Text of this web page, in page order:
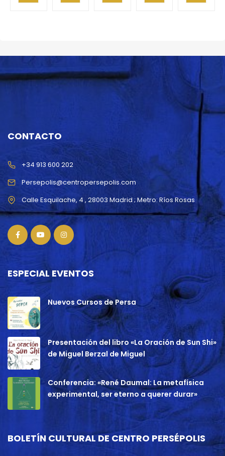
CARRITO
CARRITO
CARRITO
CARRITO
CARRITO
CONTACTO
Persepolis@centropersepolis.com
+34 913 600 202
ESPECIAL EVENTOS
Nuevos Cursos de Persa
Presentación del libro «La Oración de Sun Shi»
de Miguel Berzal de Miguel
Conferencia: «René Daumal: La metafísica
experimental, ser eterno a querer durar»
BOLETÍN CULTURAL DE CENTRO PERSÉPOLIS